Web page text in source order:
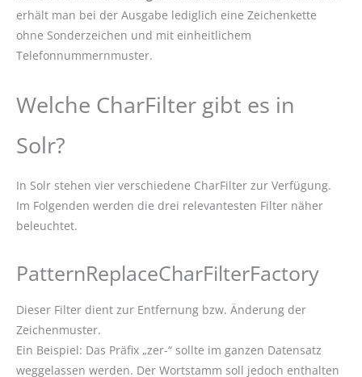
erhält man bei der Ausgabe lediglich eine Zeichenkette
ohne Sonderzeichen und mit einheitlichem
Telefonnummernmuster.
Welche CharFilter gibt es in
Solr?
In Solr stehen vier verschiedene CharFilter zur Verfügung.
Im Folgenden werden die drei relevantesten Filter näher
beleuchtet.
PatternReplaceCharFilterFactory
Dieser Filter dient zur Entfernung bzw. Änderung der
Zeichenmuster.
Ein Beispiel: Das Präfix „zer-“ sollte im ganzen Datensatz
weggelassen werden. Der Wortstamm soll jedoch enthalten